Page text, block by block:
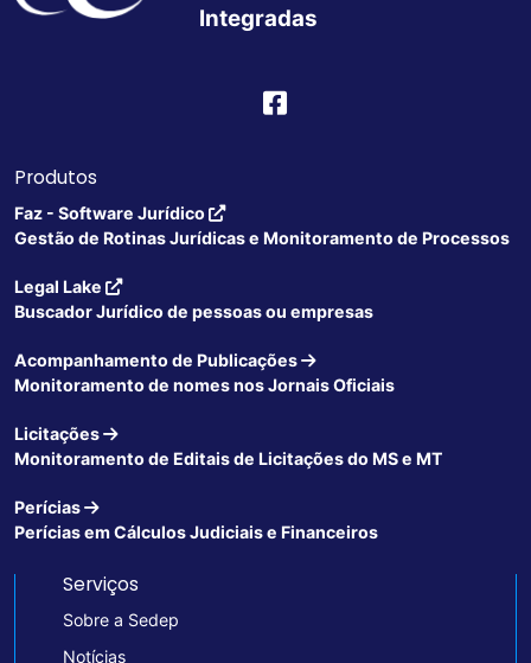
Integradas
Produtos
Faz - Software Jurídico
Gestão de Rotinas Jurídicas e Monitoramento de Processos
Legal Lake
Buscador Jurídico de pessoas ou empresas
Acompanhamento de Publicações
Monitoramento de nomes nos Jornais Oficiais
Licitações
Monitoramento de Editais de Licitações do MS e MT
Perícias
Perícias em Cálculos Judiciais e Financeiros
Serviços
Sobre a Sedep
Notícias